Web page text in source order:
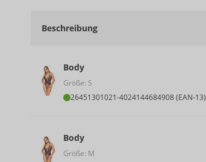
Beschreibung
Body
Größe: S
26451301021-4024144684908 (EAN-13)
Body
Größe: M